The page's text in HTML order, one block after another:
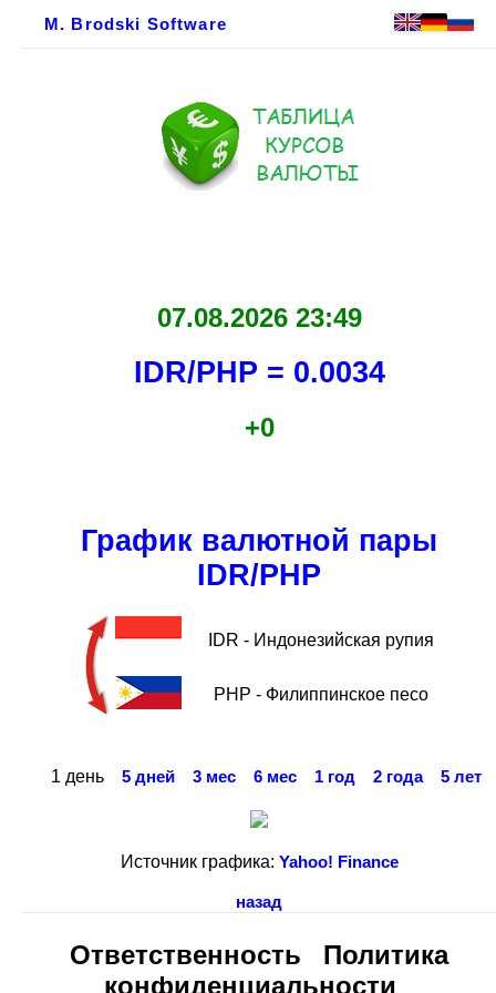
M. Brodski Software
07.08.2026 23:49
IDR/PHP = 0.0034
+0
График валютной пары
IDR/PHP
IDR - Индонезийская рупия
PHP - Филиппинское песо
1 день 5 дней 3 мес 6 мес 1 год 2 года 5 лет
Источник графика: Yahoo! Finance
назад
Ответственность
Политика
конфиденциальности